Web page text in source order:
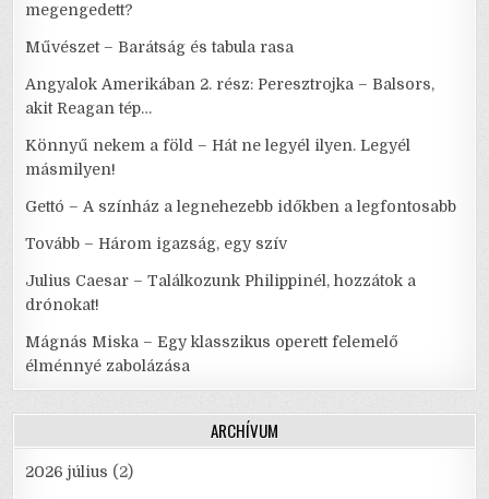
megengedett?
Művészet – Barátság és tabula rasa
Angyalok Amerikában 2. rész: Peresztrojka – Balsors,
akit Reagan tép…
Könnyű nekem a föld – Hát ne legyél ilyen. Legyél
másmilyen!
Gettó – A színház a legnehezebb időkben a legfontosabb
Tovább – Három igazság, egy szív
Julius Caesar – Találkozunk Philippinél, hozzátok a
drónokat!
Mágnás Miska – Egy klasszikus operett felemelő
élménnyé zabolázása
ARCHÍVUM
2026 július (2)